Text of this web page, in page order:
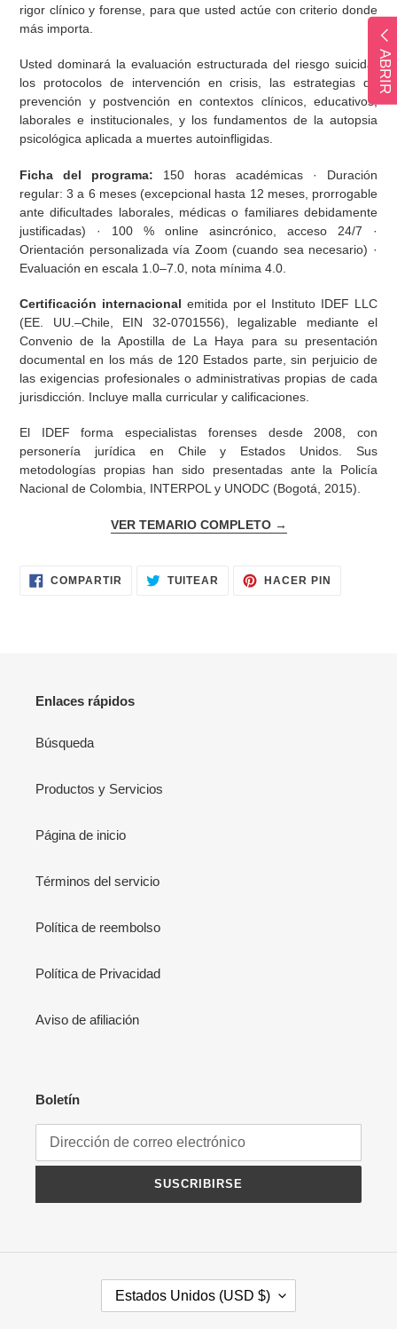
rigor clínico y forense, para que usted actúe con criterio donde
más importa.
Usted dominará la evaluación estructurada del riesgo suicida,
los protocolos de intervención en crisis, las estrategias de
prevención y postvención en contextos clínicos, educativos,
laborales e institucionales, y los fundamentos de la autopsia
psicológica aplicada a muertes autoinfligidas.
Ficha del programa: 150 horas académicas · Duración
regular: 3 a 6 meses (excepcional hasta 12 meses, prorrogable
ante dificultades laborales, médicas o familiares debidamente
justificadas) · 100 % online asincrónico, acceso 24/7 ·
Orientación personalizada vía Zoom (cuando sea necesario) ·
Evaluación en escala 1.0–7.0, nota mínima 4.0.
Certificación internacional emitida por el Instituto IDEF LLC
(EE. UU.–Chile, EIN 32-0701556), legalizable mediante el
Convenio de la Apostilla de La Haya para su presentación
documental en los más de 120 Estados parte, sin perjuicio de
las exigencias profesionales o administrativas propias de cada
jurisdicción. Incluye malla curricular y calificaciones.
El IDEF forma especialistas forenses desde 2008, con
personería jurídica en Chile y Estados Unidos. Sus
metodologías propias han sido presentadas ante la Policía
Nacional de Colombia, INTERPOL y UNODC (Bogotá, 2015).
VER TEMARIO COMPLETO →
COMPARTIR COMPARTIRTUITEAR TUITEARHACER PIN
Enlaces rápidos
Búsqueda
Productos y Servicios
Página de inicio
Términos del servicio
Política de reembolso
Política de Privacidad
Aviso de afiliación
Boletín
SUSCRIBIRSE
Estados Unidos (USD $)
ABRIR